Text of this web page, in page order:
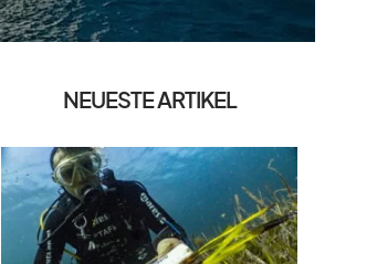
NEUESTE ARTIKEL